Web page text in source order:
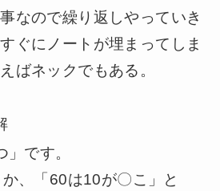
なので繰り返しやっていき
ぐにノートが埋まってしま
ばネックでもある。
」です。
、「60は10が〇こ」と